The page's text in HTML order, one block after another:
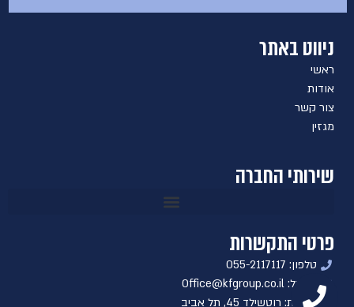
ניווט באתר
ראשי
אודות
צור קשר
מגזין
שירותי החברה
פרטי התקשרות
טלפון: 055-2117117
אימייל: Office@kfgroup.co.il
כתובת: רוטשילד 45, תל אביב